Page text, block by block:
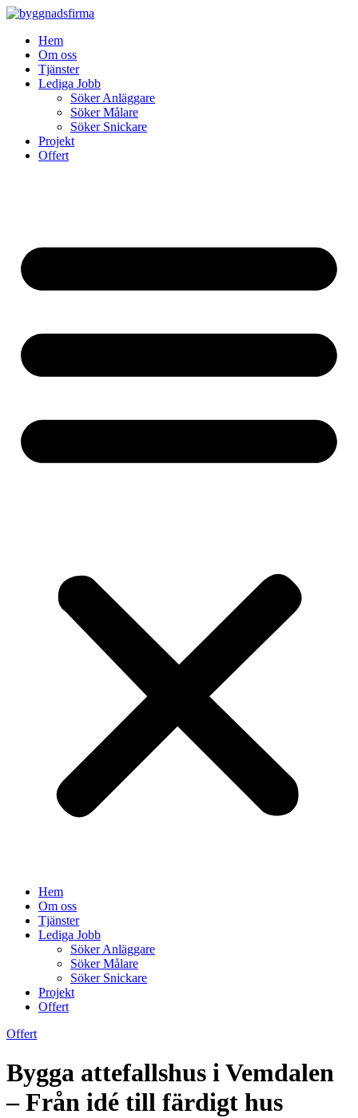
Skip
contentHem
Om oss
Tjänster
Lediga Jobb
Söker Anläggare
Söker Målare
Söker Snickare
Projekt
Offert
Hem
Om oss
Tjänster
Lediga Jobb
Söker Anläggare
Söker Målare
Söker Snickare
Projekt
Offert
Offert
Bygga attefallshus i Vemdalen
– Från idé till färdigt hus